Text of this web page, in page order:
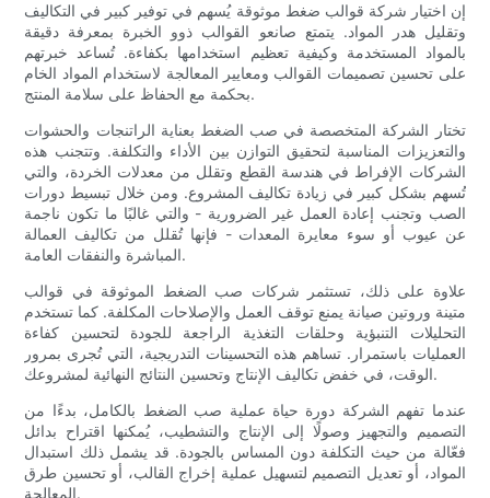
إن اختيار شركة قوالب ضغط موثوقة يُسهم في توفير كبير في التكاليف
وتقليل هدر المواد. يتمتع صانعو القوالب ذوو الخبرة بمعرفة دقيقة
بالمواد المستخدمة وكيفية تعظيم استخدامها بكفاءة. تُساعد خبرتهم
على تحسين تصميمات القوالب ومعايير المعالجة لاستخدام المواد الخام
بحكمة مع الحفاظ على سلامة المنتج.
تختار الشركة المتخصصة في صب الضغط بعناية الراتنجات والحشوات
والتعزيزات المناسبة لتحقيق التوازن بين الأداء والتكلفة. وتتجنب هذه
الشركات الإفراط في هندسة القطع وتقلل من معدلات الخردة، والتي
تُسهم بشكل كبير في زيادة تكاليف المشروع. ومن خلال تبسيط دورات
الصب وتجنب إعادة العمل غير الضرورية - والتي غالبًا ما تكون ناجمة
عن عيوب أو سوء معايرة المعدات - فإنها تُقلل من تكاليف العمالة
المباشرة والنفقات العامة.
علاوة على ذلك، تستثمر شركات صب الضغط الموثوقة في قوالب
متينة وروتين صيانة يمنع توقف العمل والإصلاحات المكلفة. كما تستخدم
التحليلات التنبؤية وحلقات التغذية الراجعة للجودة لتحسين كفاءة
العمليات باستمرار. تساهم هذه التحسينات التدريجية، التي تُجرى بمرور
الوقت، في خفض تكاليف الإنتاج وتحسين النتائج النهائية لمشروعك.
عندما تفهم الشركة دورة حياة عملية صب الضغط بالكامل، بدءًا من
التصميم والتجهيز وصولًا إلى الإنتاج والتشطيب، يُمكنها اقتراح بدائل
فعّالة من حيث التكلفة دون المساس بالجودة. قد يشمل ذلك استبدال
المواد، أو تعديل التصميم لتسهيل عملية إخراج القالب، أو تحسين طرق
المعالجة.